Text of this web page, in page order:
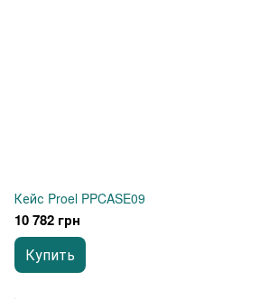
Кейс Proel PPCASE09
10 782 грн
Купить